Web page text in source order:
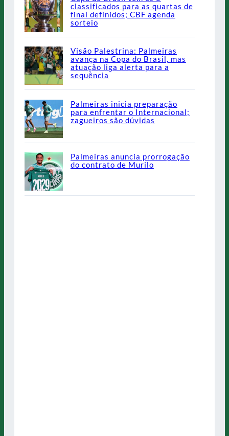
classificados para as quartas de
final definidos; CBF agenda
sorteio
Visão Palestrina: Palmeiras
avança na Copa do Brasil, mas
atuação liga alerta para a
sequência
Palmeiras inicia preparação
para enfrentar o Internacional;
zagueiros são dúvidas
Palmeiras anuncia prorrogação
do contrato de Murilo